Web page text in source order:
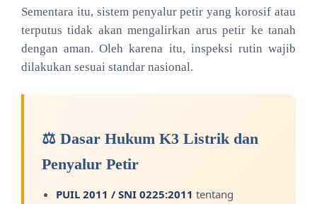
Sementara itu, sistem penyalur petir yang korosif atau
terputus tidak akan mengalirkan arus petir ke tanah
dengan aman. Oleh karena itu, inspeksi rutin wajib
dilakukan sesuai standar nasional.
⚖️ Dasar Hukum K3 Listrik dan
Penyalur Petir
PUIL 2011 / SNI 0225:2011 tentang